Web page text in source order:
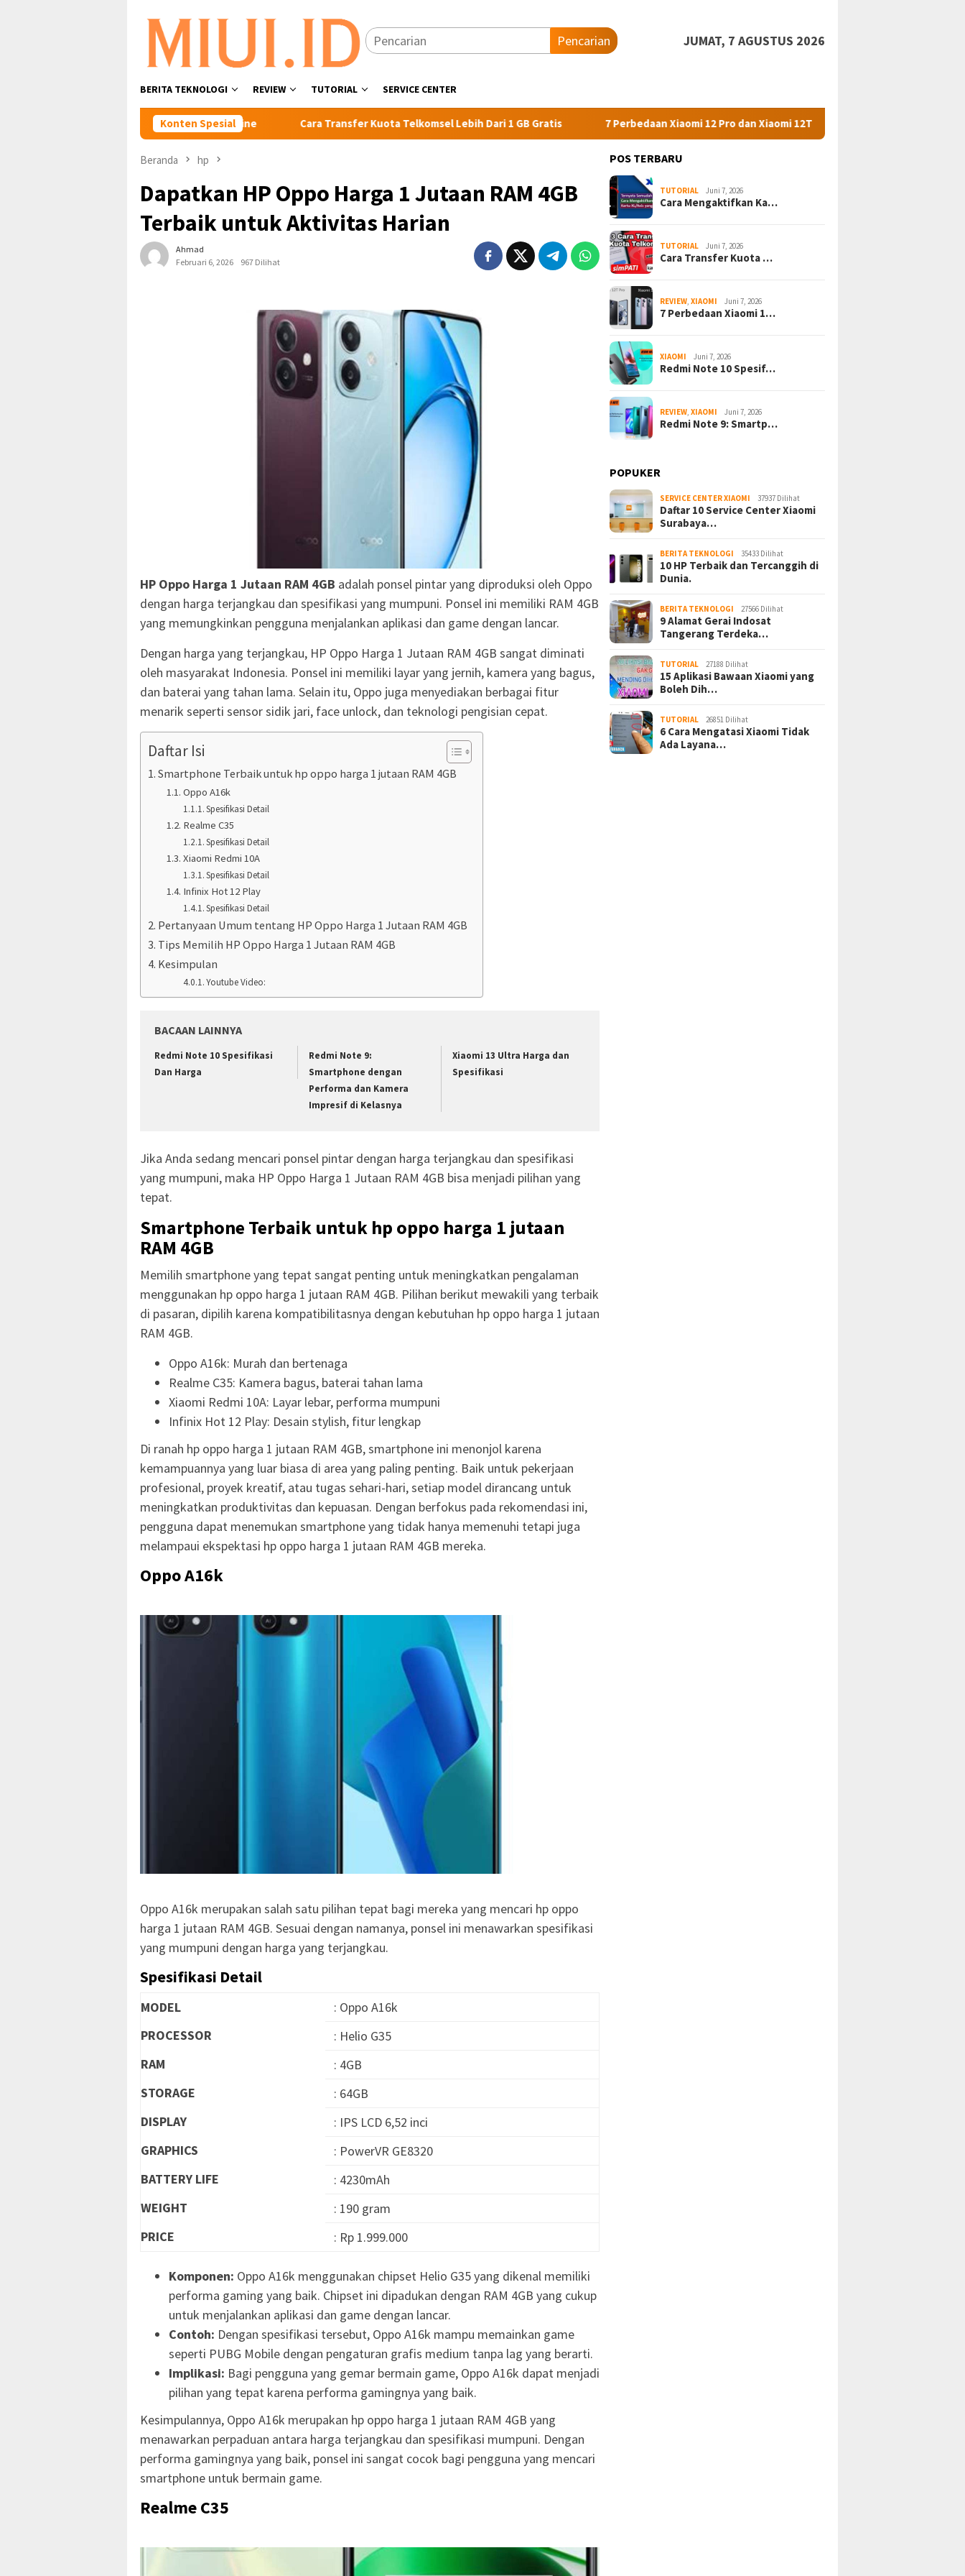
konten
Pencarian JUMAT, 7 AGUSTUS 2026
BERITA TEKNOLOGI REVIEW TUTORIAL SERVICE CENTER
Konten Spesial
Kartu XL yang Sudah Mati Secara Online Cara Transfer Kuota Telkomsel Lebih Dari 1 GB Gratis 7 Perbedaan Xiaomi 12 Pro dan Xiaomi 12T Pro
Beranda hp
Dapatkan HP Oppo Harga 1 Jutaan RAM 4GB
Terbaik untuk Aktivitas Harian
Ahmad
Februari 6, 2026
967 Dilihat
HP Oppo Harga 1 Jutaan RAM 4GB adalah ponsel pintar yang diproduksi oleh Oppo
dengan harga terjangkau dan spesifikasi yang mumpuni. Ponsel ini memiliki RAM 4GB
yang memungkinkan pengguna menjalankan aplikasi dan game dengan lancar.
Dengan harga yang terjangkau, HP Oppo Harga 1 Jutaan RAM 4GB sangat diminati
oleh masyarakat Indonesia. Ponsel ini memiliki layar yang jernih, kamera yang bagus,
dan baterai yang tahan lama. Selain itu, Oppo juga menyediakan berbagai fitur
menarik seperti sensor sidik jari, face unlock, dan teknologi pengisian cepat.
Daftar Isi
Smartphone Terbaik untuk hp oppo harga 1 jutaan RAM 4GB
Oppo A16k
Spesifikasi Detail
Realme C35
Spesifikasi Detail
Xiaomi Redmi 10A
Spesifikasi Detail
Infinix Hot 12 Play
Spesifikasi Detail
Pertanyaan Umum tentang HP Oppo Harga 1 Jutaan RAM 4GB
Tips Memilih HP Oppo Harga 1 Jutaan RAM 4GB
Kesimpulan
Youtube Video:
BACAAN LAINNYA
Redmi Note 10 Spesifikasi
Dan Harga
Redmi Note 9:
Smartphone dengan
Performa dan Kamera
Impresif di Kelasnya
Xiaomi 13 Ultra Harga dan
Spesifikasi
Jika Anda sedang mencari ponsel pintar dengan harga terjangkau dan spesifikasi
yang mumpuni, maka HP Oppo Harga 1 Jutaan RAM 4GB bisa menjadi pilihan yang
tepat.
Smartphone Terbaik untuk hp oppo harga 1 jutaan
RAM 4GB
Memilih smartphone yang tepat sangat penting untuk meningkatkan pengalaman
menggunakan hp oppo harga 1 jutaan RAM 4GB. Pilihan berikut mewakili yang terbaik
di pasaran, dipilih karena kompatibilitasnya dengan kebutuhan hp oppo harga 1 jutaan
RAM 4GB.
Oppo A16k: Murah dan bertenaga
Realme C35: Kamera bagus, baterai tahan lama
Xiaomi Redmi 10A: Layar lebar, performa mumpuni
Infinix Hot 12 Play: Desain stylish, fitur lengkap
Di ranah hp oppo harga 1 jutaan RAM 4GB, smartphone ini menonjol karena
kemampuannya yang luar biasa di area yang paling penting. Baik untuk pekerjaan
profesional, proyek kreatif, atau tugas sehari-hari, setiap model dirancang untuk
meningkatkan produktivitas dan kepuasan. Dengan berfokus pada rekomendasi ini,
pengguna dapat menemukan smartphone yang tidak hanya memenuhi tetapi juga
melampaui ekspektasi hp oppo harga 1 jutaan RAM 4GB mereka.
Oppo A16k
Oppo A16k merupakan salah satu pilihan tepat bagi mereka yang mencari hp oppo
harga 1 jutaan RAM 4GB. Sesuai dengan namanya, ponsel ini menawarkan spesifikasi
yang mumpuni dengan harga yang terjangkau.
Spesifikasi Detail
MODEL
: Oppo A16k
PROCESSOR
: Helio G35
RAM
: 4GB
STORAGE
: 64GB
DISPLAY
: IPS LCD 6,52 inci
GRAPHICS
: PowerVR GE8320
BATTERY LIFE
: 4230mAh
WEIGHT
: 190 gram
PRICE
: Rp 1.999.000
Komponen: Oppo A16k menggunakan chipset Helio G35 yang dikenal memiliki
performa gaming yang baik. Chipset ini dipadukan dengan RAM 4GB yang cukup
untuk menjalankan aplikasi dan game dengan lancar.
Contoh: Dengan spesifikasi tersebut, Oppo A16k mampu memainkan game
seperti PUBG Mobile dengan pengaturan grafis medium tanpa lag yang berarti.
Implikasi: Bagi pengguna yang gemar bermain game, Oppo A16k dapat menjadi
pilihan yang tepat karena performa gamingnya yang baik.
Kesimpulannya, Oppo A16k merupakan hp oppo harga 1 jutaan RAM 4GB yang
menawarkan perpaduan antara harga terjangkau dan spesifikasi mumpuni. Dengan
performa gamingnya yang baik, ponsel ini sangat cocok bagi pengguna yang mencari
smartphone untuk bermain game.
Realme C35
POS TERBARU
TUTORIAL Juni 7, 2026
Cara Mengaktifkan Ka…
TUTORIAL Juni 7, 2026
Cara Transfer Kuota …
REVIEW,XIAOMI Juni 7, 2026
7 Perbedaan Xiaomi 1…
XIAOMI Juni 7, 2026
Redmi Note 10 Spesif…
REVIEW,XIAOMI Juni 7, 2026
Redmi Note 9: Smartp…
POPUKER
SERVICE CENTER XIAOMI 37937 Dilihat
Daftar 10 Service Center Xiaomi
Surabaya…
BERITA TEKNOLOGI 35433 Dilihat
10 HP Terbaik dan Tercanggih di
Dunia.
BERITA TEKNOLOGI 27566 Dilihat
9 Alamat Gerai Indosat
Tangerang Terdeka…
TUTORIAL 27188 Dilihat
15 Aplikasi Bawaan Xiaomi yang
Boleh Dih…
TUTORIAL 26851 Dilihat
6 Cara Mengatasi Xiaomi Tidak
Ada Layana…